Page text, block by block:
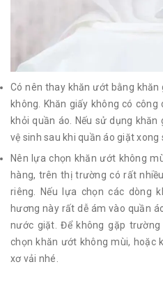
Có nên thay khăn ướt bằng
không. Khăn giấy không có
khỏi quần áo. Nếu sử dụng
vệ sinh sau khi quần áo giặt xong
Nên lựa chọn khăn ướt không
hàng, trên thị trường có rất
riêng. Nếu lựa chọn các dòng
hương này rất dễ ám vào quần
nước giặt. Để không gặp
chọn khăn ướt không mùi, hoặc
xơ vải nhé.